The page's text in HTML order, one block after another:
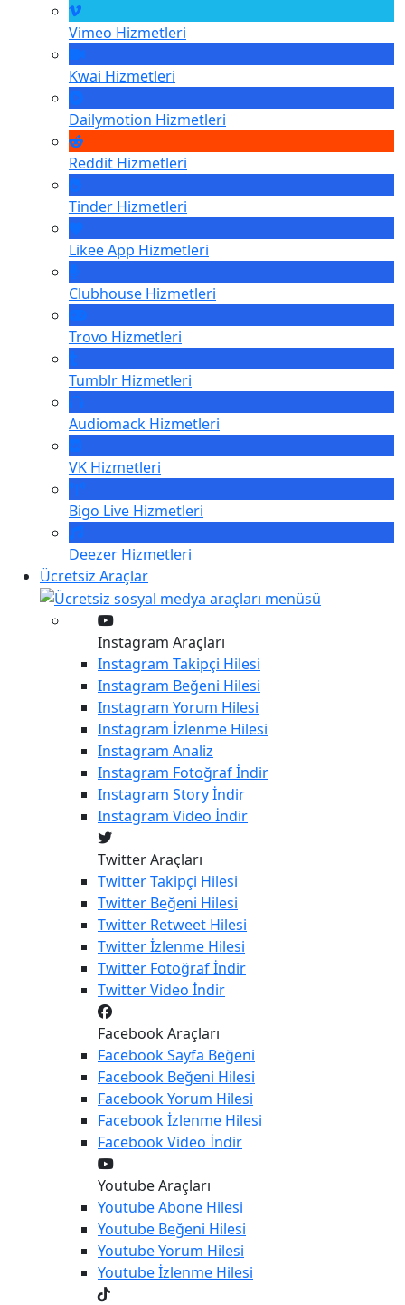
Vimeo Hizmetleri
Kwai Hizmetleri
Dailymotion Hizmetleri
Reddit Hizmetleri
Tinder Hizmetleri
Likee App Hizmetleri
Clubhouse Hizmetleri
Trovo Hizmetleri
Tumblr Hizmetleri
Audiomack Hizmetleri
VK Hizmetleri
Bigo Live Hizmetleri
Deezer Hizmetleri
Ücretsiz Araçlar
Instagram Araçları
Instagram Takipçi Hilesi
Instagram Beğeni Hilesi
Instagram Yorum Hilesi
Instagram İzlenme Hilesi
Instagram Analiz
Instagram Fotoğraf İndir
Instagram Story İndir
Instagram Video İndir
Twitter Araçları
TwitterTakipçi Hilesi
Twitter Beğeni Hilesi
Twitter Retweet Hilesi
Twitterİzlenme Hilesi
Twitter Fotoğraf İndir
TwitterVideo İndir
Facebook Araçları
FacebookSayfa Beğeni
Facebook Beğeni Hilesi
FacebookYorum Hilesi
Facebookİzlenme Hilesi
FacebookVideo İndir
Youtube Araçları
YoutubeAbone Hilesi
Youtube Beğeni Hilesi
YoutubeYorum Hilesi
Youtubeİzlenme Hilesi